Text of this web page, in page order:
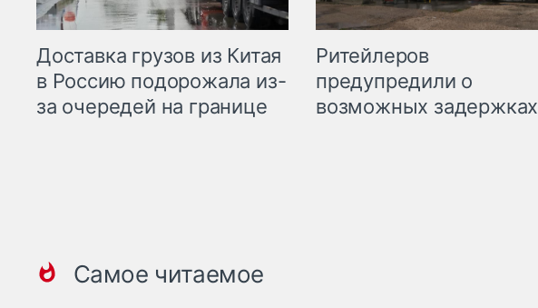
Доставка грузов из Китая
в Россию подорожала из-
за очередей на границе
Ритейлеров
предупредили о
возможных задержках
Самое читаемое